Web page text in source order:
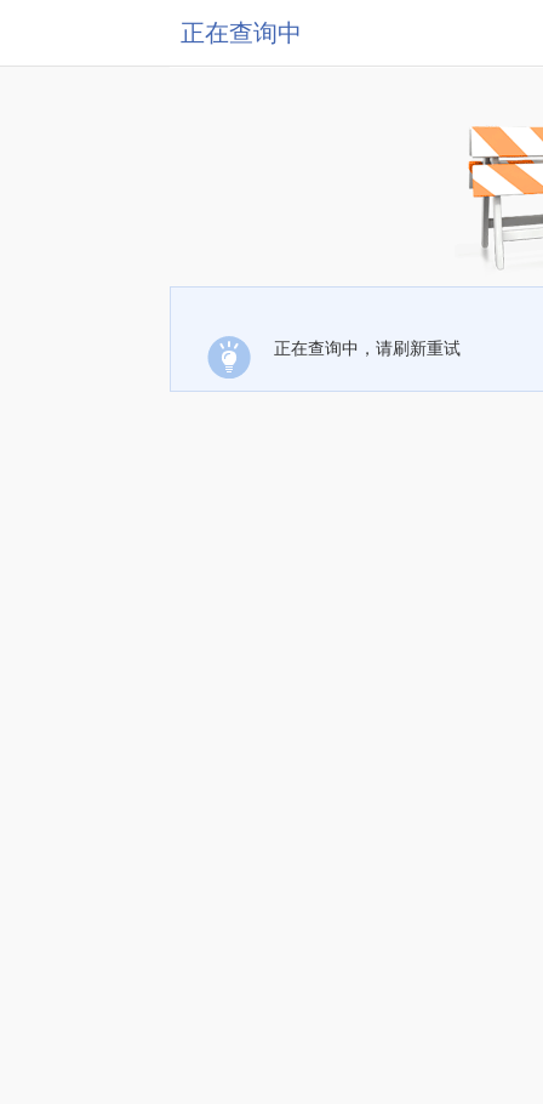
正在查询中
正在查询中，请刷新重试